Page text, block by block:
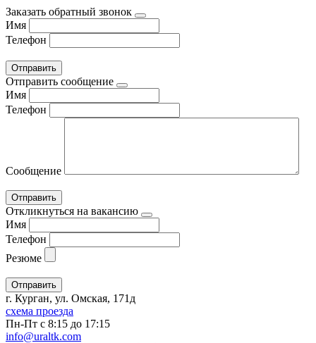
Заказать обратный звонок
Имя
Телефон
Отправить сообщение
Имя
Телефон
Сообщение
Откликнуться на вакансию
Имя
Телефон
Резюме
г. Курган, ул. Омская, 171д
схема проезда
Пн-Пт с 8:15 до 17:15
info@uraltk.com